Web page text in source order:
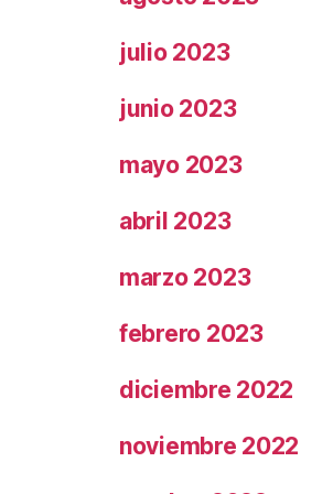
julio 2023
junio 2023
mayo 2023
abril 2023
marzo 2023
febrero 2023
diciembre 2022
noviembre 2022